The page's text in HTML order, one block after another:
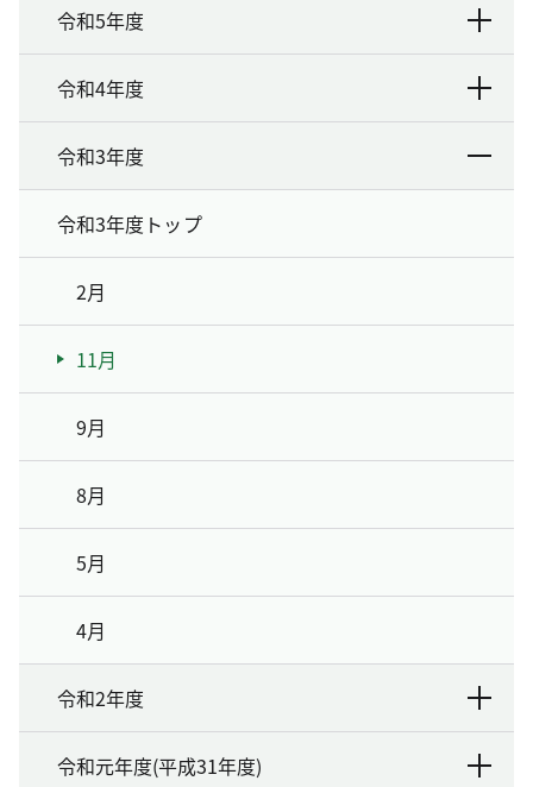
令和5年度
令和4年度
令和3年度
令和3年度トップ
2月
11月
9月
8月
5月
4月
令和2年度
令和元年度(平成31年度)